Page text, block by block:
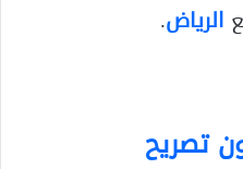
الرياض.
تصريح